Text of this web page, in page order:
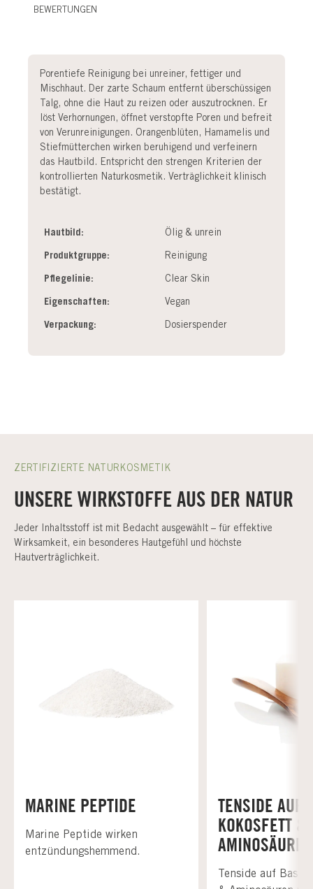
BEWERTUNGEN
Porentiefe Reinigung bei unreiner, fettiger und
Mischhaut. Der zarte Schaum entfernt überschüssigen
Talg, ohne die Haut zu reizen oder auszutrocknen. Er
löst Verhornungen, öffnet verstopfte Poren und befreit
von Verunreinigungen. Orangenblüten, Hamamelis und
Stiefmütterchen wirken beruhigend und verfeinern
das Hautbild. Entspricht den strengen Kriterien der
kontrollierten Naturkosmetik. Verträglichkeit klinisch
bestätigt.
Hautbild: Ölig & unrein
Produktgruppe: Reinigung
Pflegelinie: Clear Skin
Eigenschaften: Vegan
Verpackung: Dosierspender
ZERTIFIZIERTE NATURKOSMETIK
UNSERE WIRKSTOFFE AUS DER NATUR
Jeder Inhaltsstoff ist mit Bedacht ausgewählt – für effektive
Wirksamkeit, ein besonderes Hautgefühl und höchste
Hautverträglichkeit.
MARINE PEPTIDE
Marine Peptide wirken
entzündungshemmend.
TENSIDE AUF
KOKOSFETT &
AMINOSÄUREN
Tenside auf